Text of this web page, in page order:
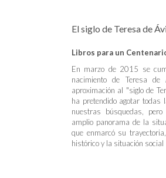
El siglo de Teresa de
Libros para un
En marzo de 2015 se
nacimiento de Teresa
aproximación al "siglo de
ha pretendido agotar todas
nuestras búsquedas,
amplio panorama de la
que enmarcó su
histórico y la situación social